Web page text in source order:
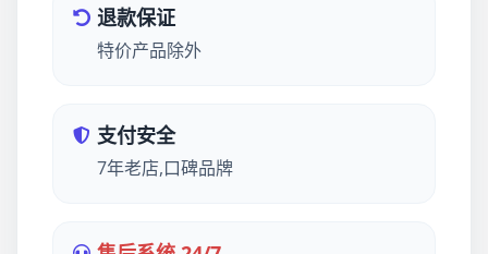
退款保证
特价产品除外
支付安全
7年老店,口碑品牌